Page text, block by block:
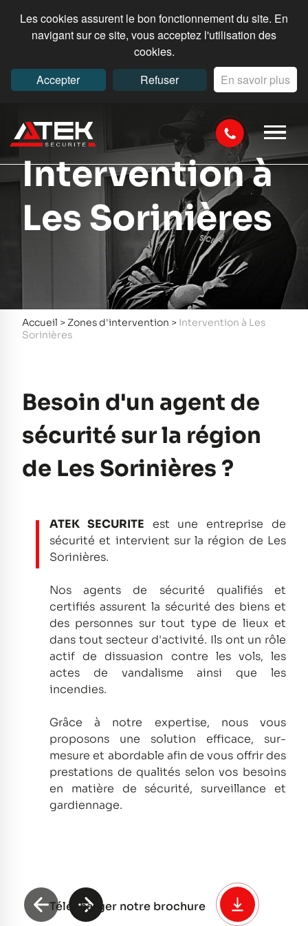
Les cookies assurent le bon fonctionnement du site. En
navigant sur ce site, vous acceptez l'utilisation des
cookies.
Accepter
Refuser En savoir plus
Intervention à
Les Sorinières
Accueil > Zones d'intervention > Intervention à Les
Sorinières
Besoin d'un agent de
sécurité sur la région
de Les Sorinières ?
ATEK SECURITE est une entreprise de
sécurité et intervient sur la région de Les
Sorinières.
Nos agents de sécurité qualifiés et
certifiés assurent la sécurité des biens et
des personnes sur tout type de lieux et
dans tout secteur d'activité. Ils ont un rôle
actif de dissuasion contre les vols, les
actes de vandalisme ainsi que les
incendies.
Grâce à notre expertise, nous vous
proposons une solution efficace, sur-
mesure et abordable afin de vous offrir des
prestations de qualités selon vos besoins
en matière de sécurité, surveillance et
gardiennage.
Télécharger notre brochure